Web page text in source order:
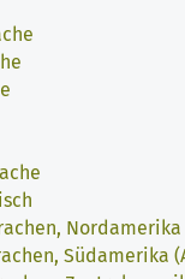
Nordamerika
Südamerika